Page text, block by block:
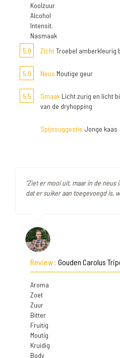
Koolzuur
Alcohol
Intensit.
Nasmaak
5,0
ZichtTroebel amberkleurig
5,0 Neus Moutige geur
5,5 Smaak Licht zurig en licht
van de dryhopping
Spijssuggestie Jonge kaas
"Ziet er mooi uit, maar in de
dat er suiker aan toegevoegd is,
Review : Gouden Carolus
Aroma
Zoet
Zuur
Bitter
Fruitig
Moutig
Kruidig
Body